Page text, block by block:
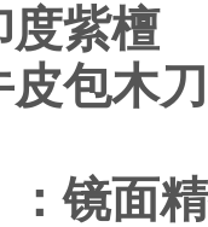
度紫檀
皮包木
：镜面